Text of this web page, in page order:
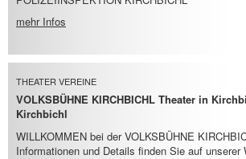
mehr Infos
THEATER VEREINE
VOLKSBÜHNE KIRCHBICHL Theater in
Kirchbichl
WILLKOMMEN bei der VOLKSBÜHNE
Informationen und Details finden Sie auf unserer